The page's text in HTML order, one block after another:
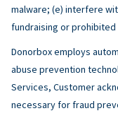
malware; (e) interfere
fundraising or prohibited
Donorbox employs
abuse prevention
Services, Customer
necessary for fraud